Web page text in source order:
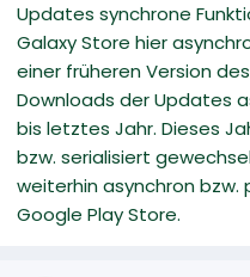
Updates synchrone
Galaxy Store hier
einer früheren Version
Downloads der Updates
bis letztes Jahr. Dieses
bzw. serialisiert
weiterhin asynchron bzw.
Google Play Store.